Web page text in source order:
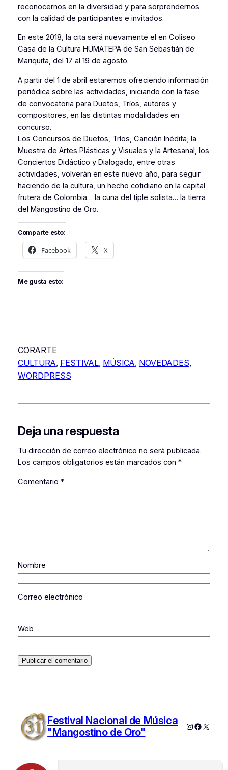
reconocernos en la diversidad y para sorprendernos
con la calidad de participantes e invitados.
En este 2018, la cita será nuevamente el en Coliseo
Casa de la Cultura HUMATEPA de San Sebastián de
Mariquita, del 17 al 19 de agosto.
A partir del 1 de abril estaremos ofreciendo información
periódica sobre las actividades, iniciando con la fase
de convocatoria para Duetos, Tríos, autores y
compositores, en las distintas modalidades en
concurso.
Los Concursos de Duetos, Tríos, Canción Inédita; la
Muestra de Artes Plásticas y Visuales y la Artesanal, los
Conciertos Didáctico y Dialogado, entre otras
actividades, volverán en este nuevo año, para seguir
haciendo de la cultura, un hecho cotidiano en la capital
frutera de Colombia… la cuna del tiple solista… la tierra
del Mangostino de Oro.
Comparte esto:
Facebook X
Me gusta esto:
CORARTE
CULTURA FESTIVAL, MÚSICA NOVEDADES
WORDPRESS
Deja una respuesta
Tu dirección de correo electrónico no será publicada.
Los campos obligatorios están marcados con *
Comentario *
Nombre
Correo electrónico
Web
Festival Nacional de Música
"Mangostino de Oro"
Instagram
X